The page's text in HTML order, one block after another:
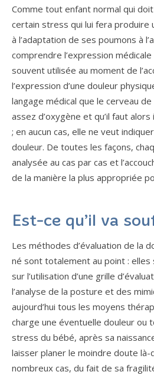
Comme tout enfant normal qui
certain stress qui lui fera produire
à l’adaptation de ses poumons à
comprendre l’expression
souvent utilisée au moment de
l’expression d’une douleur
langage médical que le cerveau
assez d’oxygène et qu’il faut
; en aucun cas, elle ne veut
douleur. De toutes les façons,
analysée au cas par cas et
de la manière la plus appropriée
Est-ce qu’il va
Les méthodes d’évaluation de la
né sont totalement au point : elles
sur l’utilisation d’une grille
l’analyse de la posture et des
aujourd’hui tous les moyens
charge une éventuelle douleur ou
stress du bébé, après sa
laisser planer le moindre doute là-
nombreux cas, du fait de sa